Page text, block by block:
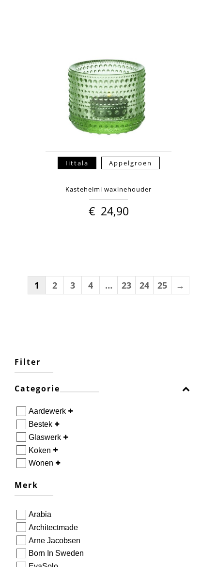
Filter
Categorie
Aardewerk
Bestek
Glaswerk
Koken
Wonen
Merk
Arabia
Architectmade
Arne Jacobsen
Born In Sweden
Iittala Appelgroen
Kastehelmi waxinehouder
€ 24,90
1 2 3 4 … 23 24 25 →